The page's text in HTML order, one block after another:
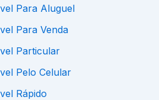
Para Aluguel
Para Venda
Particular
Pelo Celular
Rápido